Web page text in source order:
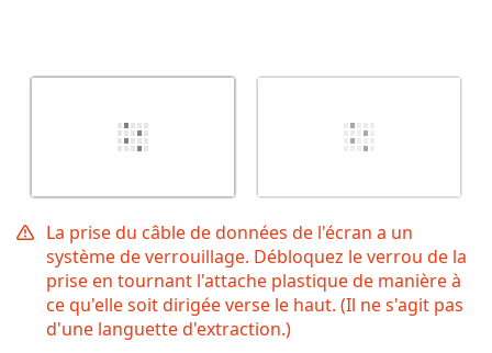
La prise du câble de données de l'écran a un
système de verrouillage. Débloquez le verrou de la
prise en tournant l'attache plastique de manière à
ce qu'elle soit dirigée verse le haut. (Il ne s'agit pas
d'une languette d'extraction.)